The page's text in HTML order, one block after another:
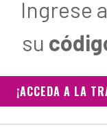
Ingrese
su
¡ACCEDA A LA